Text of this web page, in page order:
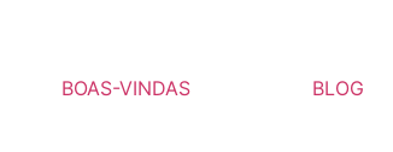
BOAS-VINDAS BLOG